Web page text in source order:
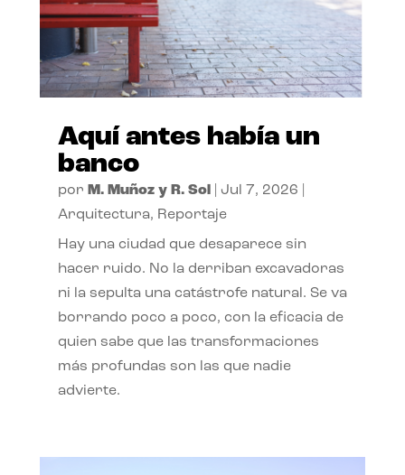
Aquí antes había un
banco
por M. Muñoz y R. Sol Jul 7, 2026
Arquitectura, Reportaje
Hay una ciudad que desaparece sin
hacer ruido. No la derriban excavadoras
ni la sepulta una catástrofe natural. Se va
borrando poco a poco, con la eficacia de
quien sabe que las transformaciones
más profundas son las que nadie
advierte.